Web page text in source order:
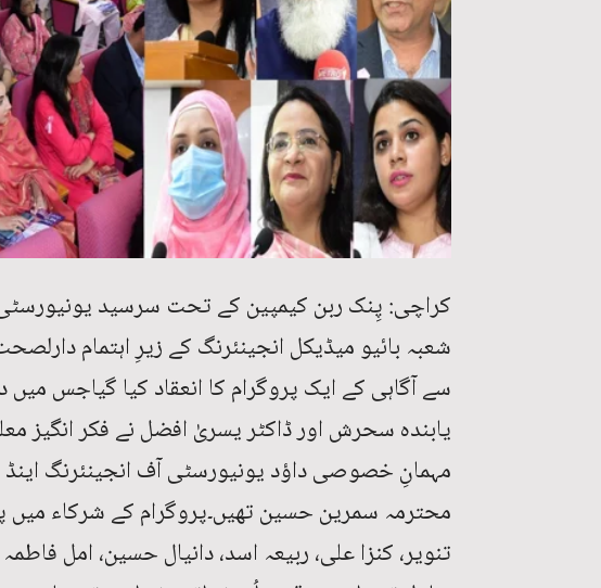
کراچی: پِنک ربن کیمپین کے تحت سرسید یونیورسٹی
شعبہ بائیو میڈیکل انجینئرنگ کے زیرِ اہتمام
سے آگاہی کے ایک پروگرام کا انعقاد کیا گیاجس
یابندہ سحرش اور ڈاکٹر یسریٰ افضل نے فکر انگیز
مہمانِ خصوصی داؤد یونیورسٹی آف انجینئرنگ
محترمہ سمرین حسین تھیں۔پروگرام کے شرکاء میں
تنویر، کنزا علی، ربیعہ اسد، دانیال حسین، امل